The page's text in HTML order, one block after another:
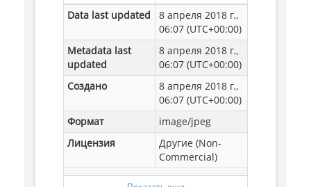
Data last updated
8 апреля 2018 г.,
06:07 (UTC+00:00)
Metadata last
updated
8 апреля 2018 г.,
06:07 (UTC+00:00)
Создано
8 апреля 2018 г.,
06:07 (UTC+00:00)
Формат
image/jpeg
Лицензия
Другие (Non-
Commercial)